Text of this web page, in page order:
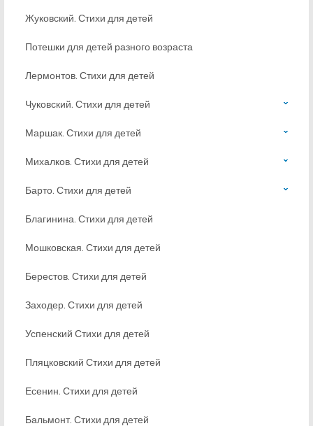
Жуковский. Стихи для детей
Потешки для детей разного возраста
Лермонтов. Стихи для детей
Чуковский. Стихи для детей
Маршак. Стихи для детей
Михалков. Стихи для детей
Барто. Стихи для детей
Благинина. Стихи для детей
Мошковская. Стихи для детей
Берестов. Стихи для детей
Заходер. Стихи для детей
Успенский Стихи для детей
Пляцковский Стихи для детей
Есенин. Стихи для детей
Бальмонт. Стихи для детей